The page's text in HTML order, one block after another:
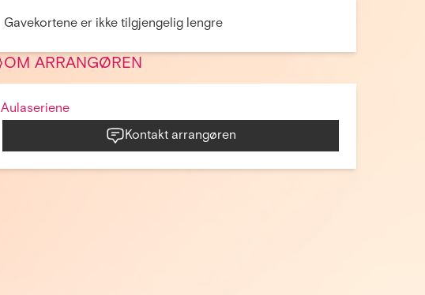
Gavekortene er ikke tilgjengelig lengre
OM ARRANGØREN
Aulaseriene
Kontakt arrangøren